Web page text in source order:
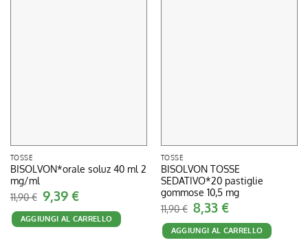
TOSSE
BISOLVON*orale soluz 40 ml 2
mg/ml
11,90€ Il
prezzo
originale
era:
11,90 €.
9,39 €Il
prezzo
attuale
è:
9,39 €.
AGGIUNGI AL CARRELLO
TOSSE
BISOLVON TOSSE
SEDATIVO*20 pastiglie
gommose 10,5 mg
11,90€ Il
prezzo
originale
era:
11,90 €.
8,33 €Il
prezzo
attuale
è:
8,33 €.
AGGIUNGI AL CARRELLO